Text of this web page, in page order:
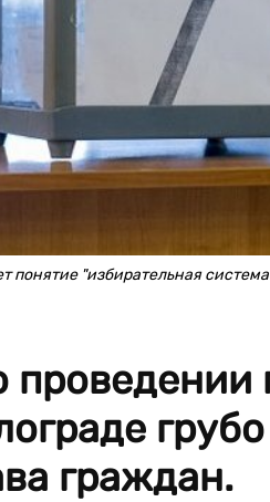
понятие "избирательная
граждан.